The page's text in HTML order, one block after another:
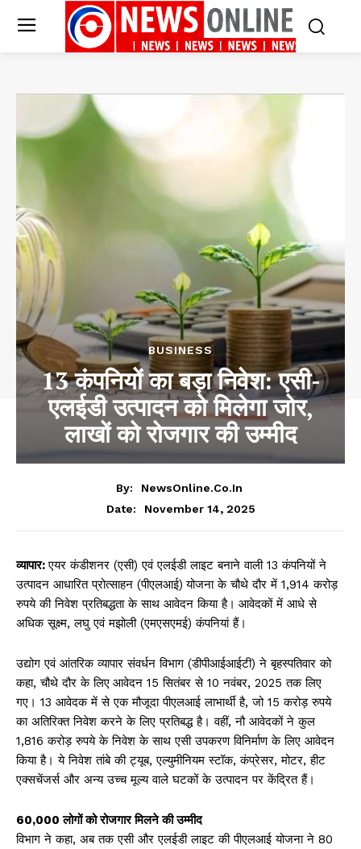
BUSINESS
13 कंपनियों का बड़ा निवेश: एसी-
एलईडी उत्पादन को मिलेगा जोर,
लाखों को रोजगार की उम्मीद
By:
NewsOnline.co.in
Date:
November 14, 2025
व्यापार:एयर कंडीशनर (एसी) एवं एलईडी लाइट बनाने वाली 13 कंपनियों ने
उत्पादन आधारित प्रोत्साहन (पीएलआई) योजना के चौथे दौर में 1,914 करोड़
रुपये की निवेश प्रतिबद्धता के साथ आवेदन किया है। आवेदकों में आधे से
अधिक सूक्ष्म, लघु एवं मझोली (एमएसएमई) कंपनियां हैं।
उद्योग एवं आंतरिक व्यापार संवर्धन विभाग (डीपीआईआईटी) ने बृहस्पतिवार को
कहा, चौथे दौर के लिए आवेदन 15 सितंबर से 10 नवंबर, 2025 तक लिए
गए। 13 आवेदक में से एक मौजूदा पीएलआई लाभार्थी है, जो 15 करोड़ रुपये
का अतिरिक्त निवेश करने के लिए प्रतिबद्ध है। वहीं, नौ आवेदकों ने कुल
1,816 करोड़ रुपये के निवेश के साथ एसी उपकरण विनिर्माण के लिए आवेदन
किया है। ये निवेश तांबे की ट्यूब, एल्युमीनियम स्टॉक, कंप्रेसर, मोटर, हीट
एक्सचेंजर्स और अन्य उच्च मूल्य वाले घटकों के उत्पादन पर केंद्रित हैं।
60,000 लोगों को रोजगार मिलने की उम्मीद
विभाग ने कहा, अब तक एसी और एलईडी लाइट की पीएलआई योजना ने 80